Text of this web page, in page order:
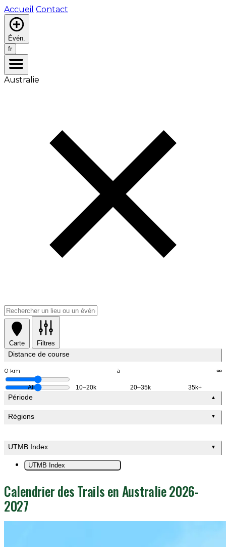
Accueil Contact
Évén.
fr
Australie
Carte Filtres
Distance de course
0 km à ∞
All 10–20k 20–35k 35k+
Période ▲
Régions ▼
UTMB Index ▼
UTMB Index
Calendrier des Trails en Australie 2026-
2027